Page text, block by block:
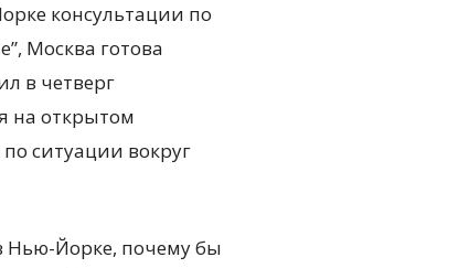
консультации по
Москва готова
в четверг
на открытом
ситуации вокруг
Нью-Йорке, почему бы